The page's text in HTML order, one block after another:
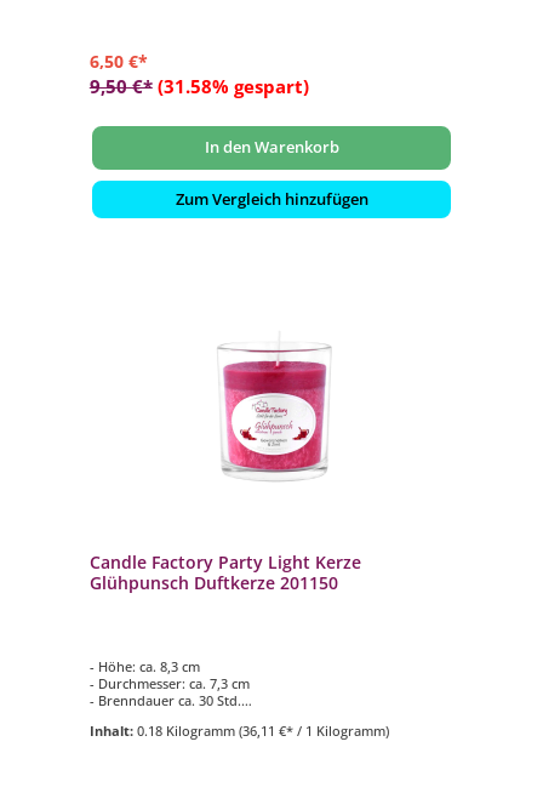
6,50 €*
9,50 €* (31.58% gespart)
In den Warenkorb
Zum Vergleich hinzufügen
Candle Factory Party Light Kerze
Glühpunsch Duftkerze 201150
- Höhe: ca. 8,3 cm
- Durchmesser: ca. 7,3 cm
- Brenndauer ca. 30 Std.
- für den Innen- und Aussenbereich geeignet
Inhalt: 0.18 Kilogramm (36,11 €* / 1 Kilogramm)